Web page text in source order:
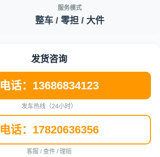
服务模式
整车 / 零担 / 大件
发货咨询
电话：13686834123
发车热线（24小时）
电话：17820636356
客服 / 查件 / 理赔